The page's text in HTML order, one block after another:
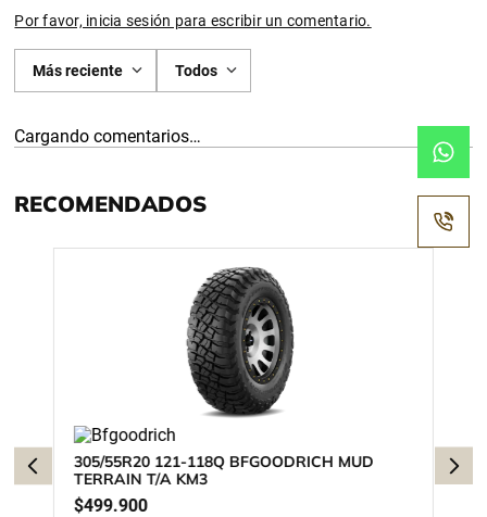
Por favor, inicia sesión para escribir un comentario.
Más reciente Todos
Cargando comentarios…
RECOMENDADOS
305/55R20 121-118Q BFGOODRICH MUD
TERRAIN T/A KM3
$499.900